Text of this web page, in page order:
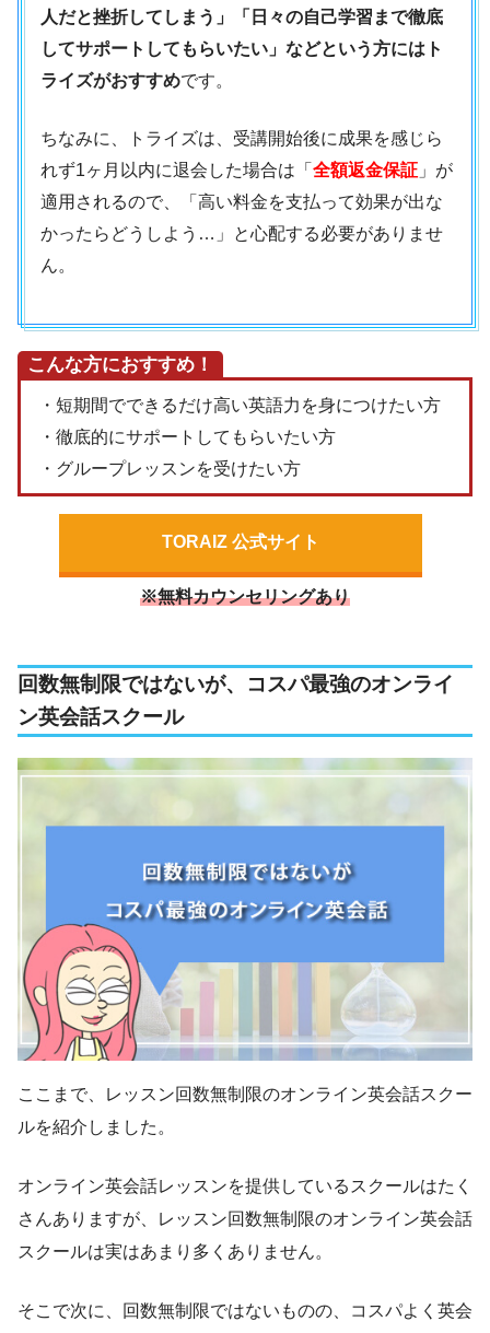
人だと挫折してしまう」「日々の自己学習まで徹底
してサポートしてもらいたい」などという方にはト
ライズがおすすめです。
ちなみに、トライズは、受講開始後に成果を感じら
れず1ヶ月以内に退会した場合は「 全額返金保証 」が
適用されるので、「高い料金を支払って効果が出な
かったらどうしよう…」と心配する必要がありませ
ん。
こんな方におすすめ！
・短期間でできるだけ高い英語力を身につけたい方
・徹底的にサポートしてもらいたい方
・グループレッスンを受けたい方
TORAIZ 公式サイト
※無料カウンセリングあり
回数無制限ではないが、コスパ最強のオンライ
ン英会話スクール
ここまで、レッスン回数無制限のオンライン英会話スクー
ルを紹介しました。
オンライン英会話レッスンを提供しているスクールはたく
さんありますが、レッスン回数無制限のオンライン英会話
スクールは実はあまり多くありません。
そこで次に、回数無制限ではないものの、コスパよく英会